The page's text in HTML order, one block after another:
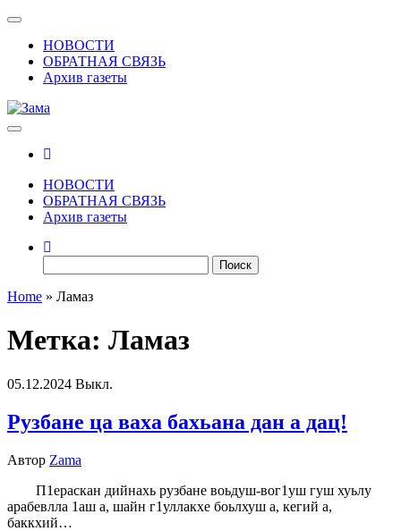
Skip
content
Показать/
Скрыть
навигацию
НОВОСТИ
ОБРАТНАЯ СВЯЗЬ
Архив газеты
НОВОСТИ
ОБРАТНАЯ СВЯЗЬ
Архив газеты
Home » Ламаз
Метка: Ламаз
05.12.2024 Выкл.
Рузбане ца ваха бахьана дан а дац!
Автор Zama
П1ераскан дийнахь рузбане воьдуш-вог1уш гуш хуьлу
арабевлла 1аш а, шайн г1уллакхе боьлхуш а, кегий а,
баккхий…